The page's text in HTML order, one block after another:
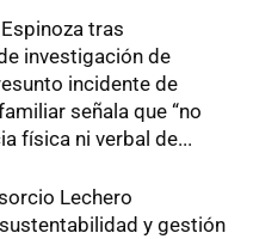
tras
investigación de
incidente de
señala que “no
física ni verbal de...
Lechero
y gestión